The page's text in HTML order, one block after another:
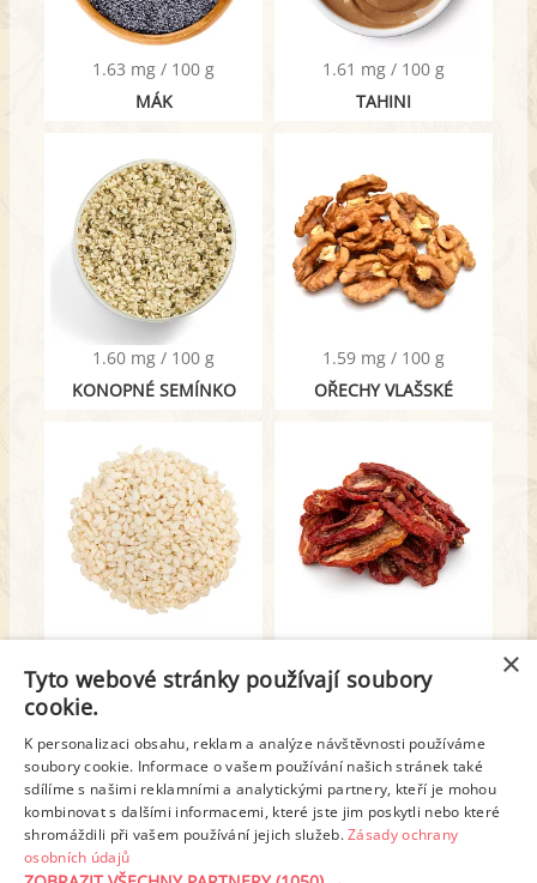
1.63 mg / 100 g
MÁK
1.61 mg / 100 g
TAHINI
1.60 mg / 100 g
KONOPNÉ SEMÍNKO
1.59 mg / 100 g
OŘECHY VLAŠSKÉ
1.46 mg / 100 g
SEMÍNKA SEZAMOVÁ
1.42 mg / 100 g
RAJČATA SUŠENÁ
1 2 3 4 5 6
Další stránka >
×
Tyto webové stránky používají soubory
cookie.
K personalizaci obsahu, reklam a analýze návštěvnosti používáme
soubory cookie. Informace o vašem používání našich stránek také
sdílíme s našimi reklamními a analytickými partnery, kteří je mohou
kombinovat s dalšími informacemi, které jste jim poskytli nebo které
shromáždili při vašem používání jejich služeb.Zásady ochrany
osobních údajů